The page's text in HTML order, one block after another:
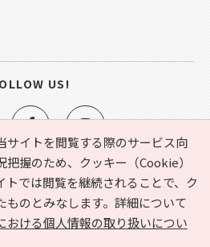
サイトを閲覧する際のサービス向
把握のため、クッキー（Cookie）
トでは閲覧を継続されることで、ク
ものとみなします。詳細について
おける個人情報の取り扱いについ
は？ お気に入り
ヘルプ
取り扱いについて
運営会社
掲載に関するお問い合わせ
US!